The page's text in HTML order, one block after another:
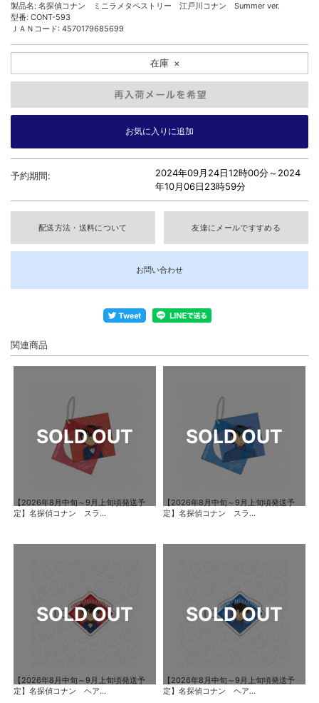
製品名: 名探偵コナン ミニラメタペストリー 江戸川コナン Summer ver.
型番: CONT-593
ＪＡＮコード: 4570179685699
在庫 ×
予約期間: 2024年09月24日12時00分～2024
年10月06日23時59分
配送方法・送料について 友達にメールですすめる
お問い合わせ
関連商品
【2026年8月中旬～9月上旬頃発送予
定】名探偵コナン スラ...
【2026年8月中旬～9月上旬頃発送予
定】名探偵コナン スラ...
【2026年8月中旬～9月上旬頃発送予
定】名探偵コナン ヘア...
【2026年8月中旬～9月上旬頃発送予
定】名探偵コナン ヘア...